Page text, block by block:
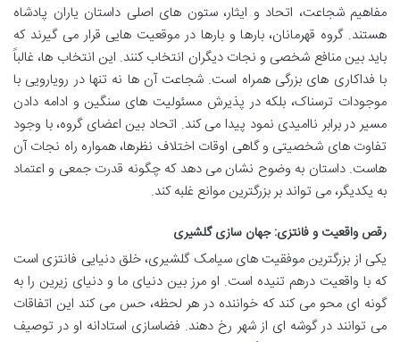
مفاهیم شجاعت، اتحاد و ایثار، ستون های اصلی داستان یاران پادشاه
هستند. گروه قهرمانان، بارها و بارها در موقعیت هایی قرار می گیرند که
باید بین منافع شخصی و نجات دیگران انتخاب کنند. این انتخاب ها، غالباً
با فداکاری های بزرگی همراه است. شجاعت آن ها نه تنها در رویارویی با
موجودات ترسناک، بلکه در پذیرش مسئولیت های سنگین و ادامه دادن
مسیر در برابر ناامیدی نمود پیدا می کند. اتحاد بین اعضای گروه، با وجود
تفاوت های شخصیتی و گاهی اوقات اختلاف نظرها، همواره راه نجات آن
هاست. داستان به وضوح نشان می دهد که چگونه قدرت جمعی و اعتماد
به یکدیگر، می تواند بر بزرگترین موانع غلبه کند.
رقص واقعیت و فانتزی: جهان سازی گلشیری
یکی از بزرگترین موفقیت های سیامک گلشیری، خلق دنیایی فانتزی است
که با واقعیت درهم تنیده است. او مرز بین دنیای ما و دنیای زیرین را به
گونه ای محو می کند که خواننده در هر لحظه، حس می کند این اتفاقات
می توانند در گوشه ای از شهر رخ دهند. فضاسازی استادانه او در توصیف